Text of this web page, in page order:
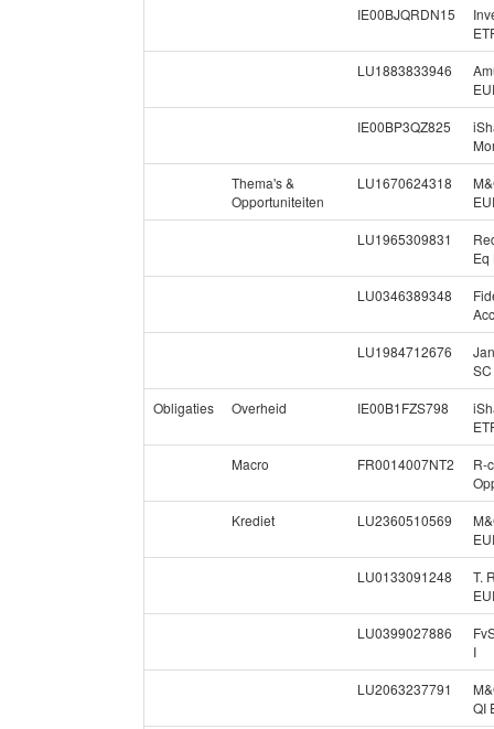
IE00BJQRDN15
LU1883833946
IE00BP3QZ825
Thema's &
Opportuniteiten
LU1670624318
LU1965309831
Eq
LU0346389348
LU1984712676
Obligaties
Overheid IE00B1FZS798
Macro
FR0014007NT2
R-
Krediet
LU2360510569
LU0133091248
T.
LU0399027886
I
LU2063237791
QI